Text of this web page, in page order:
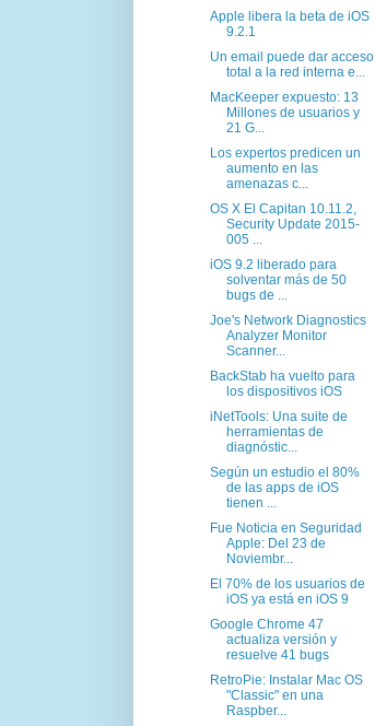
Apple libera la beta de iOS
9.2.1
Un email puede dar acceso
total a la red interna e...
MacKeeper expuesto: 13
Millones de usuarios y
21 G...
Los expertos predicen un
aumento en las
amenazas c...
OS X El Capitan 10.11.2,
Security Update 2015-
005 ...
iOS 9.2 liberado para
solventar más de 50
bugs de ...
Joe's Network Diagnostics
Analyzer Monitor
Scanner...
BackStab ha vuelto para
los dispositivos iOS
iNetTools: Una suite de
herramientas de
diagnóstic...
Según un estudio el 80%
de las apps de iOS
tienen ...
Fue Noticia en Seguridad
Apple: Del 23 de
Noviembr...
El 70% de los usuarios de
iOS ya está en iOS 9
Google Chrome 47
actualiza versión y
resuelve 41 bugs
RetroPie: Instalar Mac OS
"Classic" en una
Raspber...